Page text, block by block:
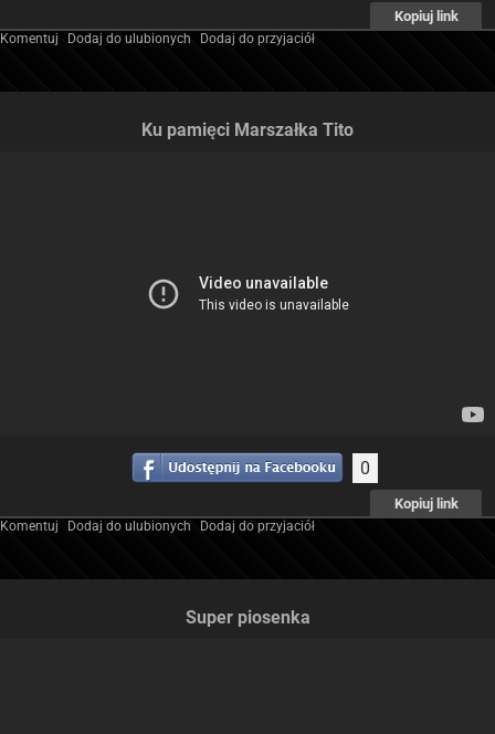
Kopiuj link
Komentuj Dodaj do ulubionych Dodaj do przyjaciół
Ku pamięci Marszałka Tito
0
Kopiuj link
Komentuj Dodaj do ulubionych Dodaj do przyjaciół
Super piosenka